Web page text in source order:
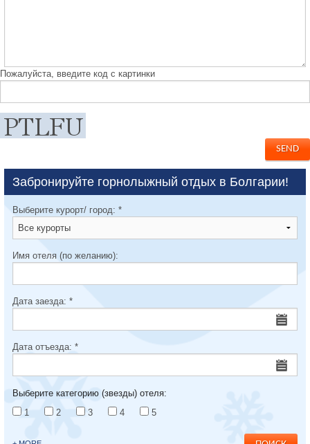
Пожалуйста, введите код с картинки
Забронируйте горнолыжный отдых в Болгарии!
Выберите курорт/ город: *
Имя отеля (по желанию):
Дата заезда: *
Дата отъезда: *
Выберите категорию (звезды) отеля:
1
2 3 4 5